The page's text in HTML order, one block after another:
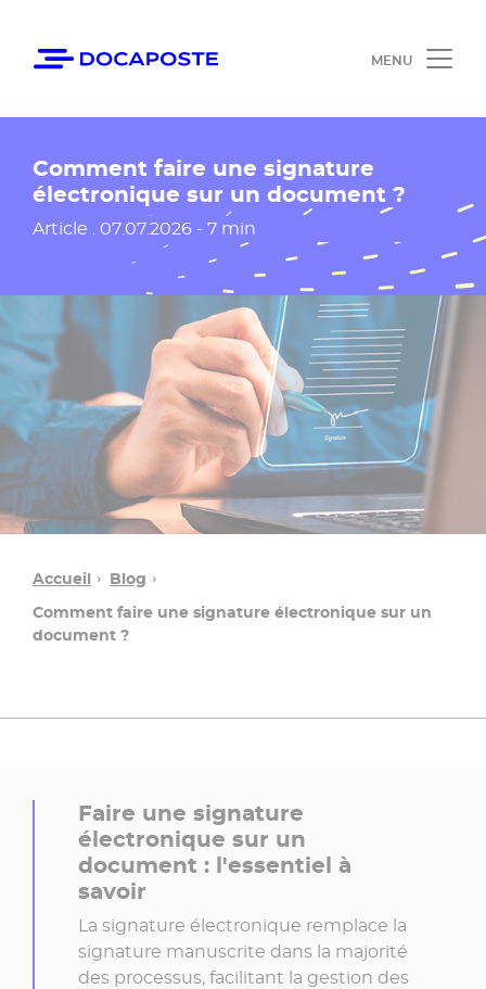
Ouvrir le
Comment faire une signature
électronique sur un document ?
Article . Date de publication
07.07.2026 - 7 min
Accueil
Blog
Comment faire une signature électronique sur un
document ?
Faire une signature
électronique sur un
document : l'essentiel à
savoir
La signature électronique remplace la
signature manuscrite dans la majorité
des processus, facilitant la gestion des